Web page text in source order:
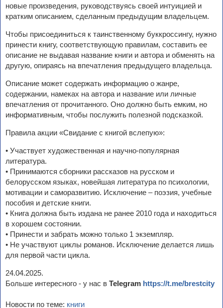
новые произведения, руководствуясь своей интуицией и
кратким описанием, сделанным предыдущим владельцем.
Чтобы присоединиться к таинственному буккроссингу, нужно
принести книгу, соответствующую правилам, составить ее
описание не выдавая название книги и автора и обменять на
другую, опираясь на впечатления предыдущего владельца.
Описание может содержать информацию о жанре,
содержании, намеках на автора и название или личные
впечатления от прочитанного. Оно должно быть емким, но
информативным, чтобы послужить полезной подсказкой.
Правила акции «Свидание с книгой вслепую»:
• Участвует художественная и научно-популярная
литература.
• Принимаются сборники рассказов на русском и
белорусском языках, новейшая литература по психологии,
мотивации и саморазвитию. Исключение – поэзия, учебные
пособия и детские книги.
• Книга должна быть издана не ранее 2010 года и находиться
в хорошем состоянии.
• Принести и забрать можно только 1 экземпляр.
• Не участвуют циклы романов. Исключение делается лишь
для первой части цикла.
24.04.2025.
Больше интересного - у нас в Telegram https://t.me/brestcity
Новости по теме: книги